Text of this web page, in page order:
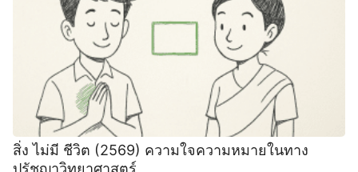
สิ่ง ไม่มี ชีวิต (2569) ความใจความหมายในทาง
ปรัชญาวิทยาศาสตร์